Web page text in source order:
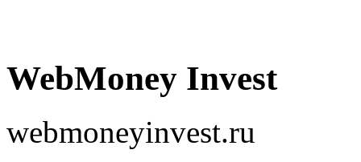
WebMoney Invest
webmoneyinvest.ru